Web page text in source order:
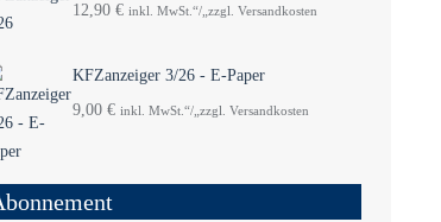
12,90 € inkl. MwSt.“/„zzgl. Versandkosten
KFZanzeiger 3/26 - E-Paper
9,00 € inkl. MwSt.“/„zzgl. Versandkosten